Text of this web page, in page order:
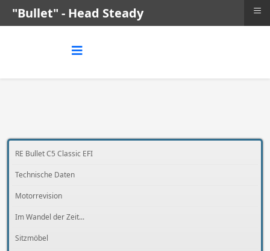
RE Bullet C5 Classic EFI
Technische Daten
Motorrevision
Im Wandel der Zeit...
Sitzmöbel
"Bullet" - Head Steady ≡